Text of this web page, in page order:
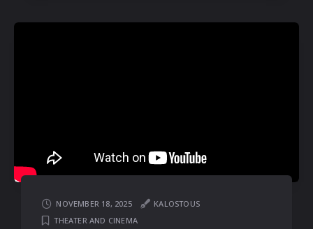
NOVEMBER 18, 2025
KALOSTOUS
THEATER AND CINEMA